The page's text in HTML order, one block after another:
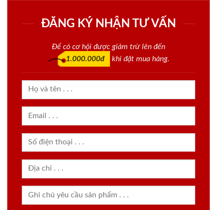
ĐĂNG KÝ NHẬN TƯ VẤN
Để có cơ hội được giảm trừ lên đến
1.000.000đ
khi đặt mua hàng.